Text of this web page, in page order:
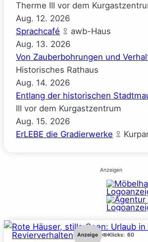
Therme III vor dem
Aug. 12. 2026
Sprachcafé
awb-Haus
Aug. 13. 2026
Von Zauberbohrungen und
Historisches Rathaus
Aug. 14. 2026
Entlang der historischen
III vor dem Kurgastzentrum
Aug. 15. 2026
ErLEBE die Gradierwerke
Anzeigen
Revierverhalten Anzeige Klicks: 60